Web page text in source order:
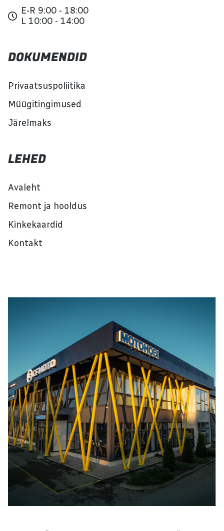
E-R 9:00 - 18:00
L 10:00 - 14:00
DOKUMENDID
Privaatsuspoliitika
Müügitingimused
Järelmaks
LEHED
Avaleht
Remont ja hooldus
Kinkekaardid
Kontakt